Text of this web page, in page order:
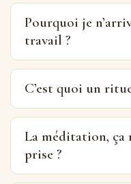
Pourquoi je
travail ?
C’est quoi un
La méditation, ça
prise ?